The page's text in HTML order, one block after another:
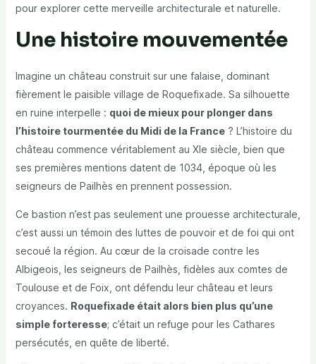
pour explorer cette merveille architecturale et naturelle.
Une histoire mouvementée
Imagine un château construit sur une falaise, dominant
fièrement le paisible village de Roquefixade. Sa silhouette
en ruine interpelle : quoi de mieux pour plonger dans
l’histoire tourmentée du Midi de la France? L’histoire du
château commence véritablement au XIe siècle, bien que
ses premières mentions datent de 1034, époque où les
seigneurs de Pailhès en prennent possession.
Ce bastion n’est pas seulement une prouesse architecturale,
c’est aussi un témoin des luttes de pouvoir et de foi qui ont
secoué la région. Au cœur de la croisade contre les
Albigeois, les seigneurs de Pailhès, fidèles aux comtes de
Toulouse et de Foix, ont défendu leur château et leurs
croyances. Roquefixade était alors bien plus qu’une
simple forteresse; c’était un refuge pour les Cathares
persécutés, en quête de liberté.